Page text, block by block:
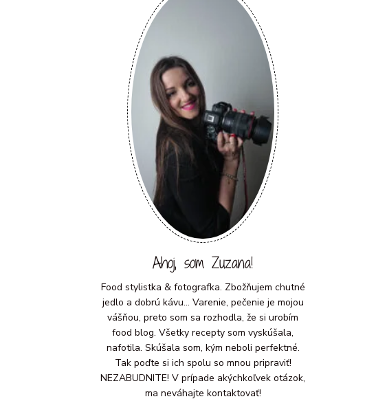
Ahoj, som Zuzana!
Food stylistka & fotografka. Zbožňujem chutné
jedlo a dobrú kávu... Varenie, pečenie je mojou
vášňou, preto som sa rozhodla, že si urobím
food blog. Všetky recepty som vyskúšala,
nafotila. Skúšala som, kým neboli perfektné.
Tak poďte si ich spolu so mnou pripraviť!
NEZABUDNITE! V prípade akýchkoľvek otázok,
ma neváhajte kontaktovať!